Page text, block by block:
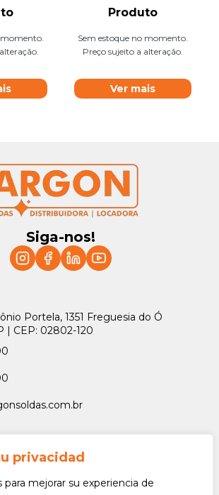
privacidad
para mejorar su experiencia de
momento.
Produto
Sem estoque no momento.
Preço sujeito a alteração.
Ver mais
Siga-nos!
Portela, 1351 Freguesia do Ó
| CEP: 02802-120